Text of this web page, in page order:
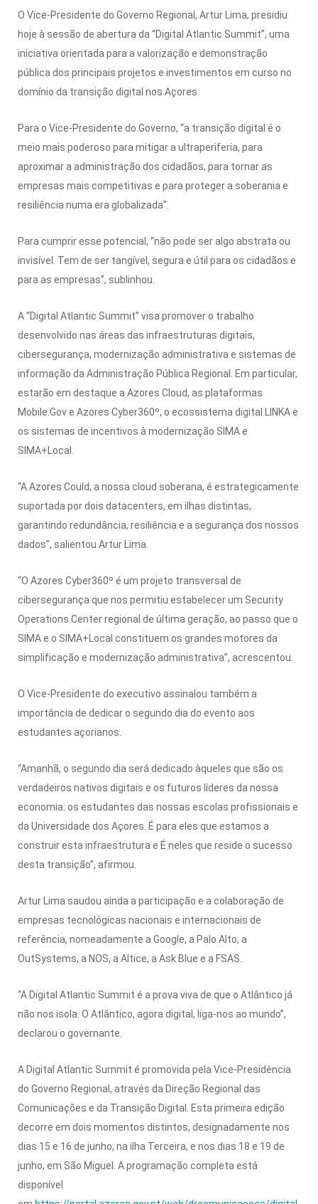
O Vice-Presidente do Governo Regional, Artur Lima, presidiu
hoje à sessão de abertura da “Digital Atlantic Summit”, uma
iniciativa orientada para a valorização e demonstração
pública dos principais projetos e investimentos em curso no
domínio da transição digital nos Açores.
Para o Vice-Presidente do Governo, “a transição digital é o
meio mais poderoso para mitigar a ultraperiferia, para
aproximar a administração dos cidadãos, para tornar as
empresas mais competitivas e para proteger a soberania e
resiliência numa era globalizada”.
Para cumprir esse potencial, “não pode ser algo abstrata ou
invisível. Tem de ser tangível, segura e útil para os cidadãos e
para as empresas”, sublinhou.
A “Digital Atlantic Summit” visa promover o trabalho
desenvolvido nas áreas das infraestruturas digitais,
cibersegurança, modernização administrativa e sistemas de
informação da Administração Pública Regional. Em particular,
estarão em destaque a Azores Cloud, as plataformas
Mobile.Gov e Azores Cyber360º, o ecossistema digital LINKA e
os sistemas de incentivos à modernização SIMA e
SIMA+Local.
“A Azores Could, a nossa cloud soberana, é estrategicamente
suportada por dois datacenters, em ilhas distintas,
garantindo redundância, resiliência e a segurança dos nossos
dados”, salientou Artur Lima.
“O Azores Cyber360º é um projeto transversal de
cibersegurança que nos permitiu estabelecer um Security
Operations Center regional de última geração, ao passo que o
SIMA e o SIMA+Local constituem os grandes motores da
simplificação e modernização administrativa”, acrescentou.
O Vice-Presidente do executivo assinalou também a
importância de dedicar o segundo dia do evento aos
estudantes açorianos.
“Amanhã, o segundo dia será dedicado àqueles que são os
verdadeiros nativos digitais e os futuros líderes da nossa
economia: os estudantes das nossas escolas profissionais e
da Universidade dos Açores. É para eles que estamos a
construir esta infraestrutura e É neles que reside o sucesso
desta transição”, afirmou.
Artur Lima saudou ainda a participação e a colaboração de
empresas tecnológicas nacionais e internacionais de
referência, nomeadamente a Google, a Palo Alto, a
OutSystems, a NOS, a Altice, a Ask Blue e a FSAS.
“A Digital Atlantic Summit é a prova viva de que o Atlântico já
não nos isola. O Atlântico, agora digital, liga-nos ao mundo”,
declarou o governante.
A Digital Atlantic Summit é promovida pela Vice-Presidência
do Governo Regional, através da Direção Regional das
Comunicações e da Transição Digital. Esta primeira edição
decorre em dois momentos distintos, designadamente nos
dias 15 e 16 de junho, na ilha Terceira, e nos dias 18 e 19 de
junho, em São Miguel. A programação completa está
disponível